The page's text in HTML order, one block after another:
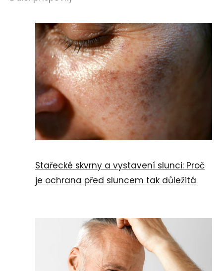
Stařecké skvrny a vystavení slunci: Proč
je ochrana před sluncem tak důležitá